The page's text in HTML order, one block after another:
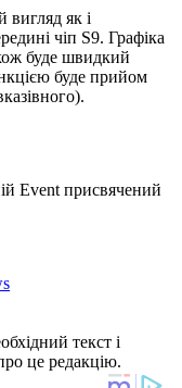
вигляд як і
чіп S9. Графіка
буде швидкий
буде прийом
Event присвячений
текст і
це редакцію.